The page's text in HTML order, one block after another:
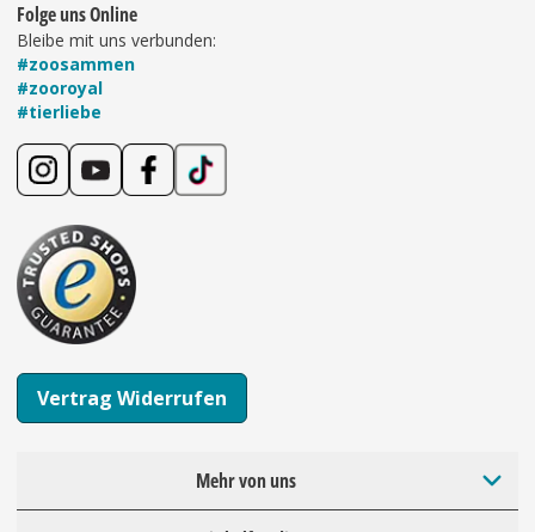
Folge uns Online
Bleibe mit uns verbunden:
#zoosammen
#zooroyal
#tierliebe
Vertrag Widerrufen
Mehr von uns